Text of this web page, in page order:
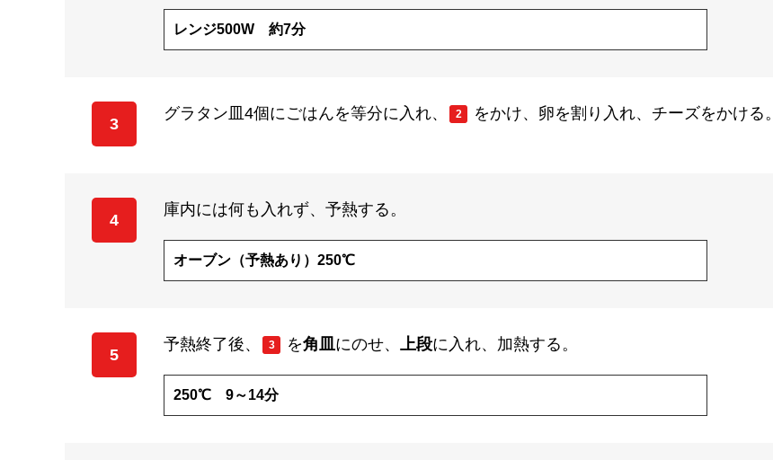
レンジ500W 約7分
3
グラタン皿4個にごはんを等分に入れ、 2 をかけ、卵を割り入れ、チーズをかける。
4
庫内には何も入れず、予熱する。
オーブン（予熱あり）250℃
5
予熱終了後、 3 を角皿にのせ、 上段に入れ、加熱する。
250℃ 9～14分